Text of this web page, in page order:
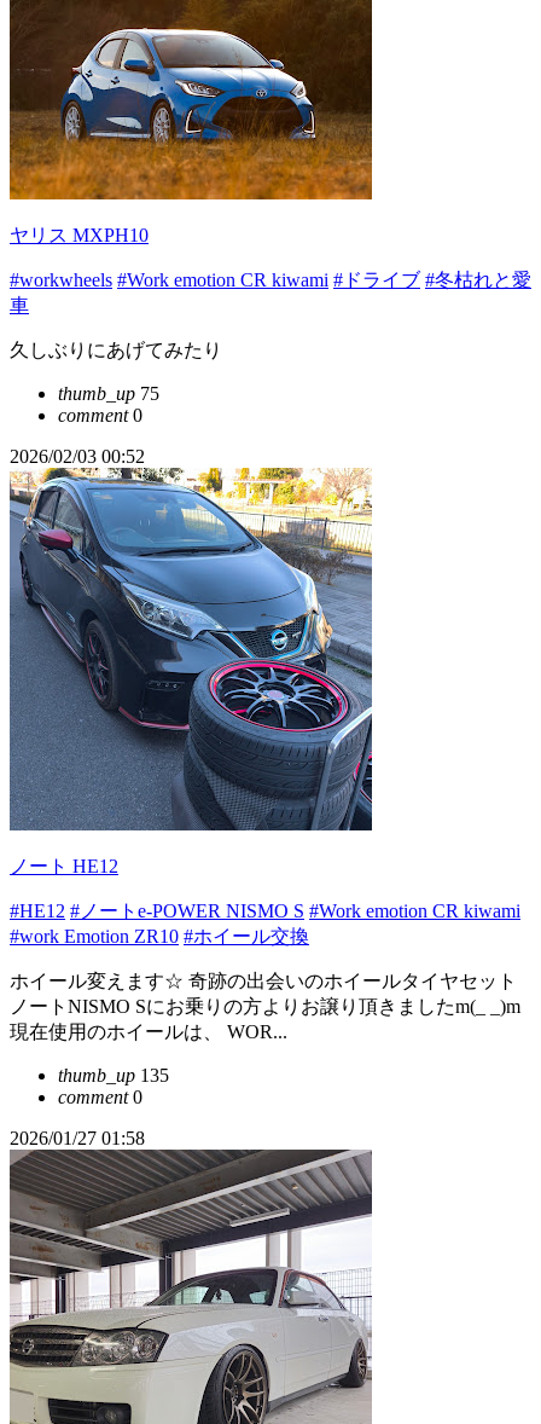
ヤリス MXPH10
#workwheels #Work emotion CR kiwami #ドライブ #冬枯れと愛
車
久しぶりにあげてみたり
thumb_up 75
comment0
2026/02/03 00:52
ノート HE12
#HE12 #ノートe-POWER NISMO S #Work emotion CR kiwami
#work Emotion ZR10 #ホイール交換
ホイール変えます☆ 奇跡の出会いのホイールタイヤセット
ノートNISMO Sにお乗りの方よりお譲り頂きましたm(_ _)m
現在使用のホイールは、 WOR...
thumb_up 135
comment0
2026/01/27 01:58